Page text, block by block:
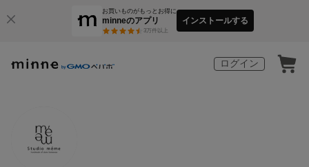
お買いものがもっとお得に
minneのアプリ
3万件以上
インストールする
ログイン